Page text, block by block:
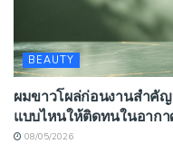
BEAUTY
ผมขาวโผล่ก่อนงานสำคั
แบบไหนให้ติดทนในอาก
08/05/2026